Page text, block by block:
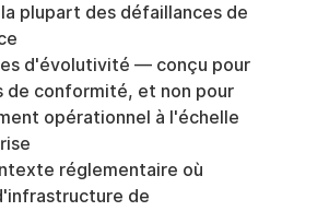
plupart des défaillances de
d'évolutivité — conçu pour
de conformité, et non pour
opérationnel à l'échelle
réglementaire où
de